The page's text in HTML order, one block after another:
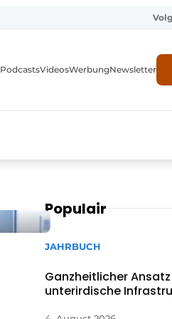
PodcastsVideosWerbungNewsletter
Populair
JAHRBUCH
Ganzheitlicher
unterirdische